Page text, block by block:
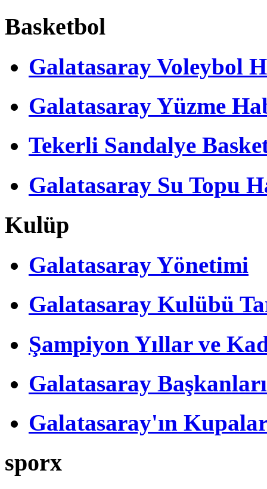
Basketbol
Galatasaray Voleybol
Galatasaray Yüzme
Tekerli Sandalye
Galatasaray Su Topu
Kulüp
Galatasaray Yönetimi
Galatasaray Kulübü
Şampiyon Yıllar ve
Galatasaray Başkanları
Galatasaray'ın
sporx